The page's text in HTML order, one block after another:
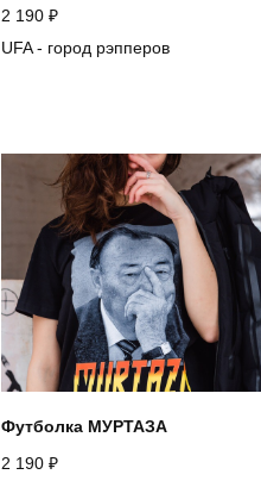
2 190 ₽
UFA - город рэпперов
Футболка МУРТАЗА
2 190 ₽